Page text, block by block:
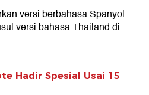
versi berbahasa Spanyol
versi bahasa Thailand di
Hadir Spesial Usai 15